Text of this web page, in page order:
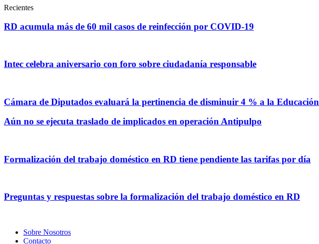
Recientes
RD acumula más de 60 mil casos de reinfección por COVID-19
Intec celebra aniversario con foro sobre ciudadanía responsable
Cámara de Diputados evaluará la pertinencia de disminuir 4 % a la Educación
Aún no se ejecuta traslado de implicados en operación Antipulpo
Formalización del trabajo doméstico en RD tiene pendiente las tarifas por día
Preguntas y respuestas sobre la formalización del trabajo doméstico en RD
Sobre Nosotros
Contacto